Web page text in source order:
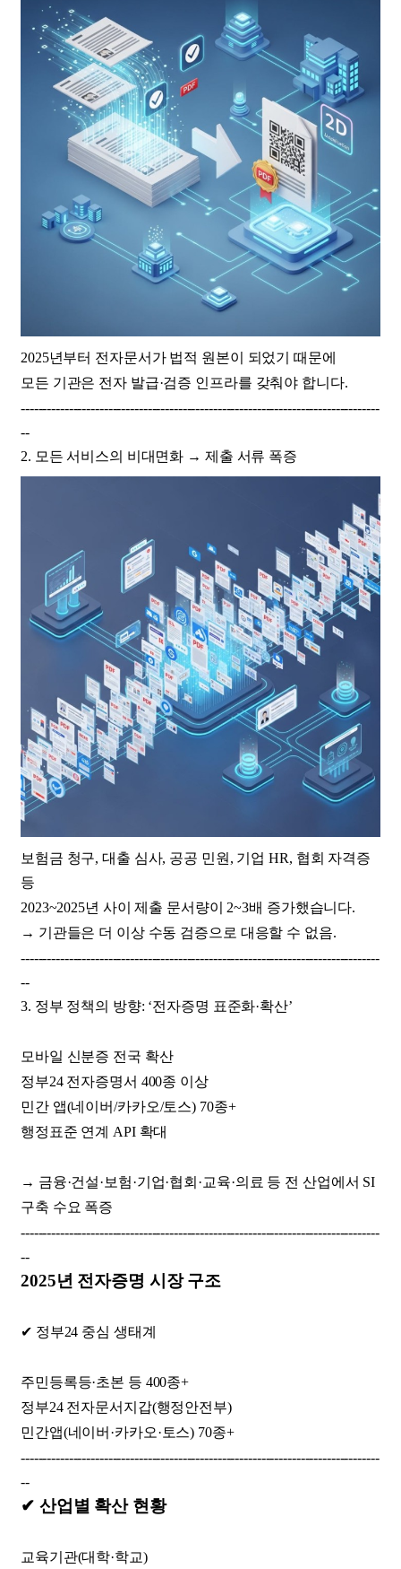
2025년부터 전자문서가 법적 원본이 되었기 때문에
모든 기관은 전자 발급·검증 인프라를 갖춰야 합니다.
----------------------------------------------------------------------------------
--
2. 모든 서비스의 비대면화 → 제출 서류 폭증
보험금 청구, 대출 심사, 공공 민원, 기업 HR, 협회 자격증
등
2023~2025년 사이 제출 문서량이 2~3배 증가했습니다.
→ 기관들은 더 이상 수동 검증으로 대응할 수 없음.
----------------------------------------------------------------------------------
--
3. 정부 정책의 방향: ‘전자증명 표준화·확산’
모바일 신분증 전국 확산
정부24 전자증명서 400종 이상
민간 앱(네이버/카카오/토스) 70종+
행정표준 연계 API 확대
→ 금융·건설·보험·기업·협회·교육·의료 등 전 산업에서 SI
구축 수요 폭증
----------------------------------------------------------------------------------
--
2025년 전자증명 시장 구조
✔ 정부24 중심 생태계
주민등록등·초본 등 400종+
정부24 전자문서지갑(행정안전부)
민간앱(네이버·카카오·토스) 70종+
----------------------------------------------------------------------------------
--
✔ 산업별 확산 현황
교육기관(대학·학교)